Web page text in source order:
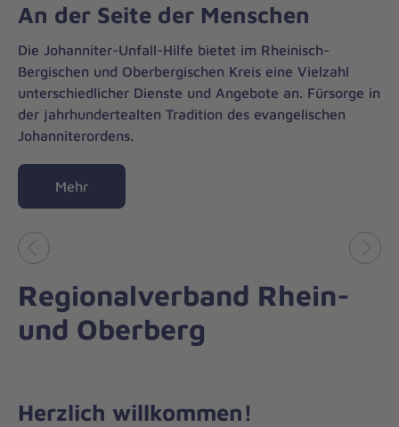
An der Seite der Menschen
Die Johanniter-Unfall-Hilfe bietet im Rheinisch-
Bergischen und Oberbergischen Kreis eine Vielzahl
unterschiedlicher Dienste und Angebote an. Fürsorge in
der jahrhundertealten Tradition des evangelischen
Johanniterordens.
Mehr
Vorheriges
Regionalverband Rhein-
und Oberberg
Herzlich willkommen!